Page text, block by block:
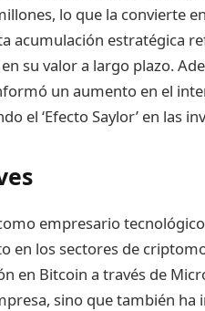
lo que la convierte
acumulación estratégica
su valor a largo plazo.
un aumento en el
el ‘Efecto Saylor’ en las
empresario
en los sectores de
en Bitcoin a través de
sino que también